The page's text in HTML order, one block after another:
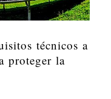
técnicos a
proteger la